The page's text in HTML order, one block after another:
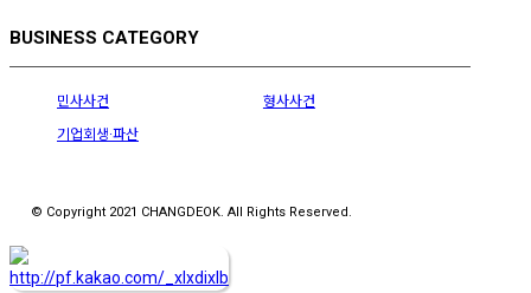
BUSINESS CATEGORY
민사사건
형사사건
기업회생·파산
© Copyright 2021 CHANGDEOK. All Rights Reserved.